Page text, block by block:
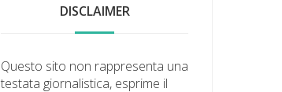
DISCLAIMER
Questo sito non rappresenta una
testata giornalistica, esprime il